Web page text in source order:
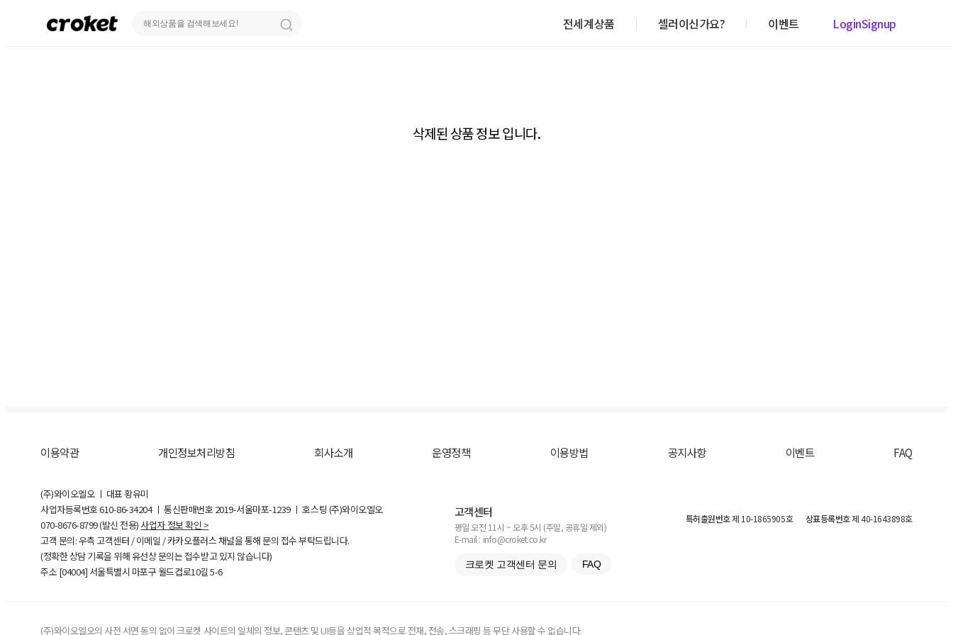
전세계상품 셀러이신가요? 이벤트 LoginSignup
삭제된 상품 정보 입니다.
이용약관 개인정보처리방침 회사소개 운영정책 이용방법 공지사항 이벤트 FAQ
(주)와이오엘오 ㅣ 대표 황유미
사업자등록번호610-86-34204ㅣ 통신판매번호 2019-서울마포-1239 ㅣ 호스팅 (주)와이오엘오
070-8676-8799 (발신 전용) 사업자 정보 확인 >
고객 문의: 우측 고객센터 / 이메일 / 카카오플러스 채널을 통해 문의 접수 부탁드립니다.
(정확한 상담 기록을 위해 유선상 문의는 접수받고 있지 않습니다)
주소 [04004] 서울특별시 마포구 월드컵로10길5-6
고객센터
평일 오전 11시 ~ 오후 5시 (주말, 공휴일 제외)
E-mail : info@croket.co.kr
크로켓 고객센터 문의 FAQ
특허출원번호제 10-1865905호 상표등록번호제 40-1643898호
(주)와이오엘오의 사전 서면 동의 없이 크로켓 사이트의 일체의 정보, 콘텐츠 및 UI등을 상업적 목적으로 전재, 전송, 스크래핑 등 무단 사용할 수 없습니다.